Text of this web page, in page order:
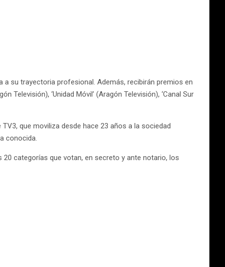
a su trayectoria profesional. Además, recibirán premios en
Televisión), ‘Unidad Móvil’ (Aragón Televisión), ‘Canal Sur
que moviliza desde hace 23 años a la sociedad
conocida.
categorías que votan, en secreto y ante notario, los